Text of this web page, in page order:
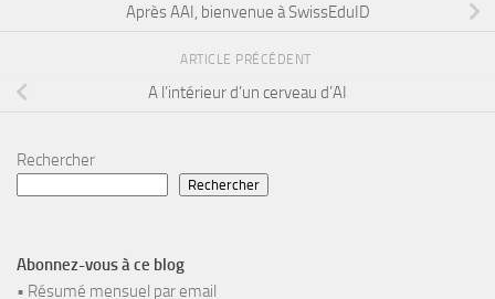
Après AAI, bienvenue à SwissEduID
ARTICLE PRÉCÉDENT
A l’intérieur d’un cerveau d’AI
Rechercher
Rechercher
Abonnez-vous à ce blog
• Résumé mensuel par email